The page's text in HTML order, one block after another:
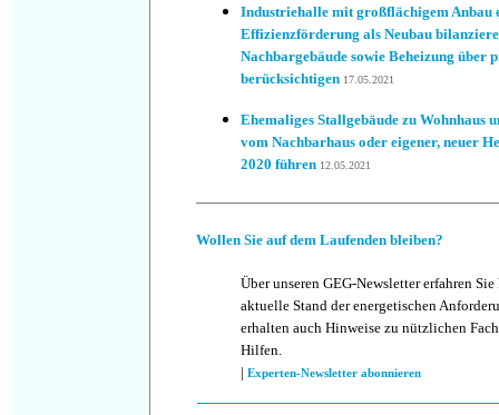
Industriehalle mit großflächigem Anbau
Effizienzförderung als Neubau
Nachbargebäude sowie Beheizung über
berücksichtigen 17.05.2021
Ehemaliges Stallgebäude zu Wohnhaus
vom Nachbarhaus oder eigener, neuer
2020 führen 12.05.2021
Wollen Sie auf dem Laufenden bleiben?
Über unseren GEG-Newsletter erfahren
aktuelle Stand der energetischen
erhalten auch Hinweise zu nützlichen
Hilfen.
| Experten-Newsletter abonnieren